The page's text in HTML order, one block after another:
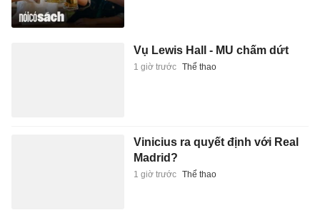
Vụ Lewis Hall - MU chấm dứt
1 giờ trước Thể thao
Vinicius ra quyết định với Real
Madrid?
1 giờ trước Thể thao